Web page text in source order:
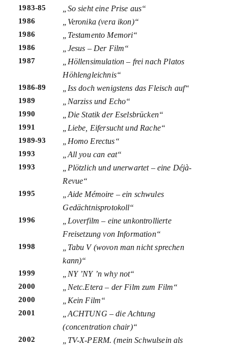
1983-85 „So sieht eine Prise aus“
1986 „Veronika (vera ikon)“
1986 „Testamento Memori“
1986 „Jesus – Der Film“
1987
„Höllensimulation – frei nach Platos
Höhlengleichnis“
1986-89 „Iss doch wenigstens das Fleisch auf“
1989 „Narziss und Echo“
1990 „Die Statik der Eselsbrücken“
1991 „Liebe, Eifersucht und Rache“
1989-93 „Homo Erectus“
1993 „All you can eat“
1993
„Plötzlich und unerwartet – eine Déjà-
Revue“
1995
„Aide Mémoire – ein schwules
Gedächtnisprotokoll“
1996
„Loverfilm – eine unkontrollierte
Freisetzung von Information“
1998
„Tabu V (wovon man nicht sprechen
kann)“
1999 „NY ’NY ’n why not“
2000 „Netc.Etera – der Film zum Film“
2000 „Kein Film“
2001
„ACHTUNG – die Achtung
(concentration chair)“
2002
„TV-X-PERM. (mein Schwulsein als